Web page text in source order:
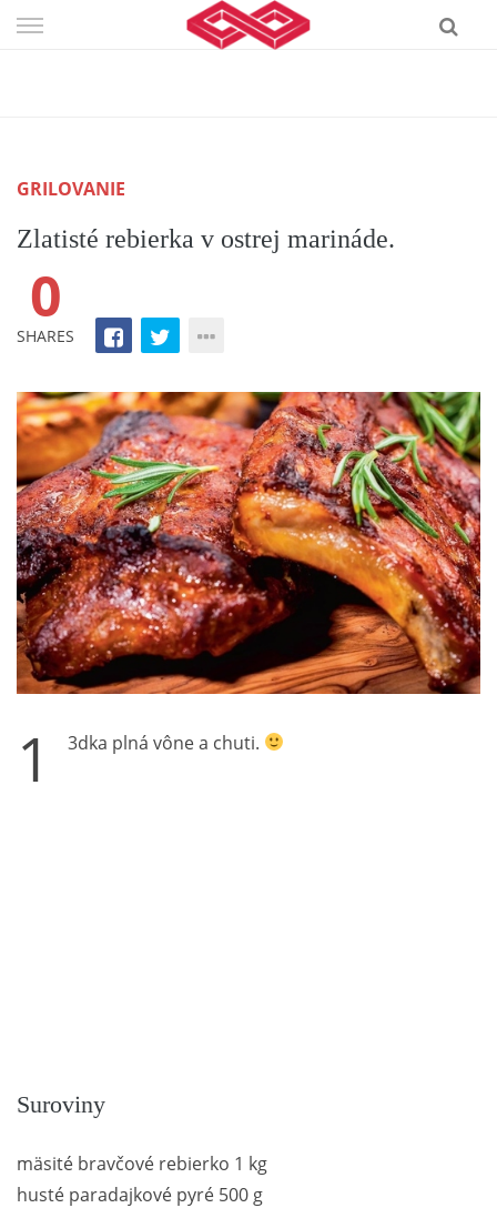
Skip
GRILOVANIE
Zlatisté rebierka v ostrej marináde.
0
SHARES
1 3dka plná vône a chuti.
Suroviny
mäsité bravčové rebierko 1 kg
husté paradajkové pyré 500 g